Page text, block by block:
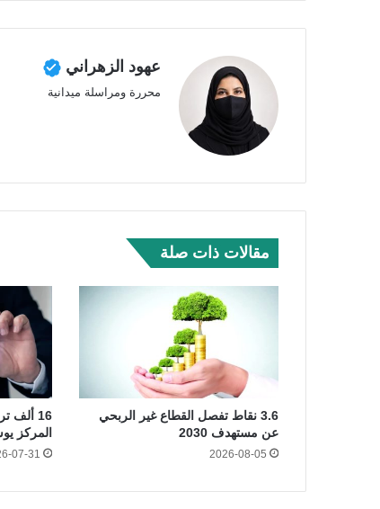
عهود الزهراني
محررة ومراسلة ميدانية
مقالات ذات صلة
3.6 نقاط تفصل القطاع غير الربحي
عن مستهدف 2030
2026-08-05
المركز
07-31